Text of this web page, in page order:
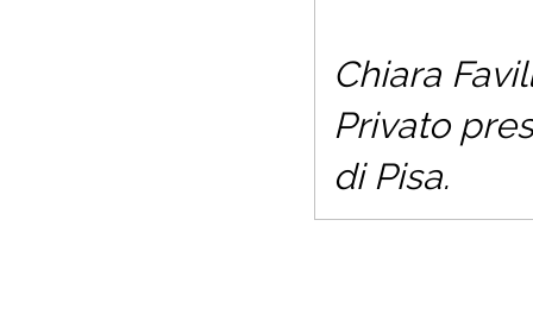
Chiara
Privato
di Pisa.